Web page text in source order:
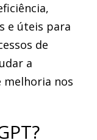
e úteis para
de
a
melhoria nos